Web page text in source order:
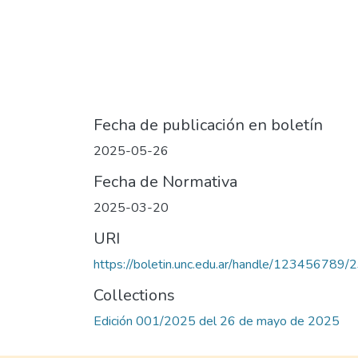
Fecha de publicación en boletín
2025-05-26
Fecha de Normativa
2025-03-20
URI
https://boletin.unc.edu.ar/handle/123456789/
Collections
Edición 001/2025 del 26 de mayo de 2025